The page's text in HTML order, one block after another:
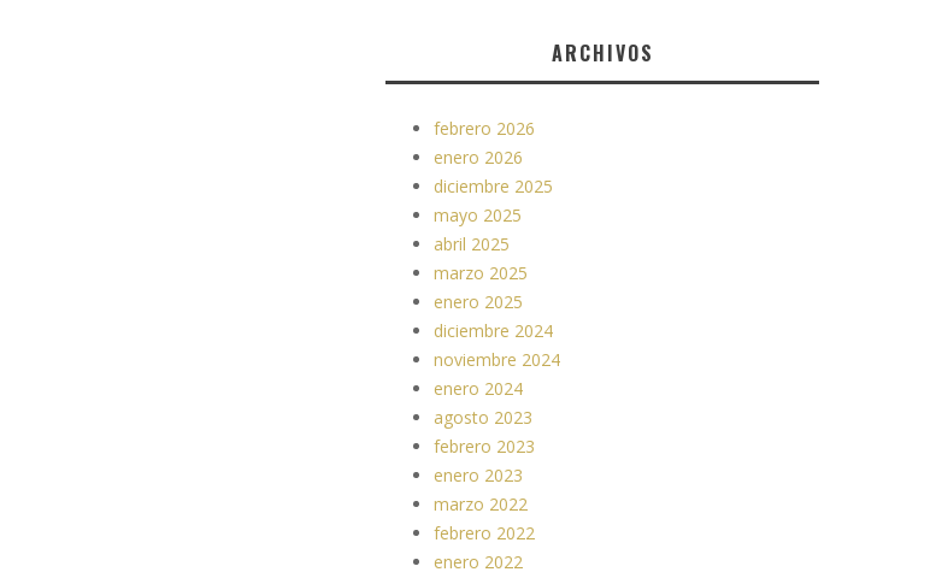
ARCHIVOS
febrero 2026
enero 2026
diciembre 2025
mayo 2025
abril 2025
marzo 2025
enero 2025
diciembre 2024
noviembre 2024
enero 2024
agosto 2023
febrero 2023
enero 2023
marzo 2022
febrero 2022
enero 2022